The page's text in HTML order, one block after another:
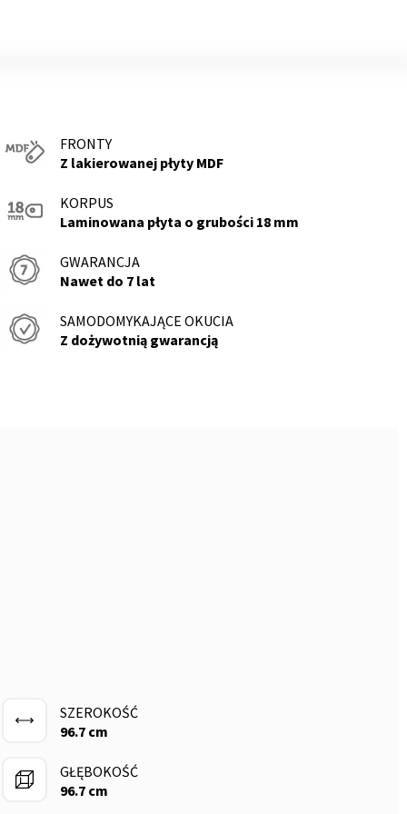
FRONTY
Z lakierowanej płyty MDF
KORPUS
Laminowana płyta o grubości 18 mm
GWARANCJA
Nawet do 7 lat
SAMODOMYKAJĄCE OKUCIA
Z dożywotnią gwarancją
SZEROKOŚĆ
96.7 cm
GŁĘBOKOŚĆ
96.7 cm